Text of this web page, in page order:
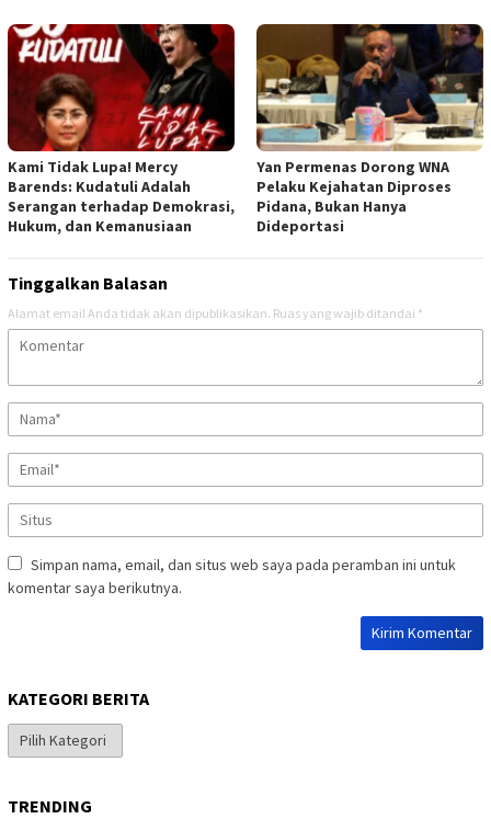
Kami Tidak Lupa! Mercy
Barends: Kudatuli Adalah
Serangan terhadap Demokrasi,
Hukum, dan Kemanusiaan
Yan Permenas Dorong WNA
Pelaku Kejahatan Diproses
Pidana, Bukan Hanya
Dideportasi
Tinggalkan Balasan
Alamat email Anda tidak akan dipublikasikan. Ruas yang wajib ditandai *
Simpan nama, email, dan situs web saya pada peramban ini untuk
komentar saya berikutnya.
KATEGORI BERITA
Kategori
Berita
TRENDING